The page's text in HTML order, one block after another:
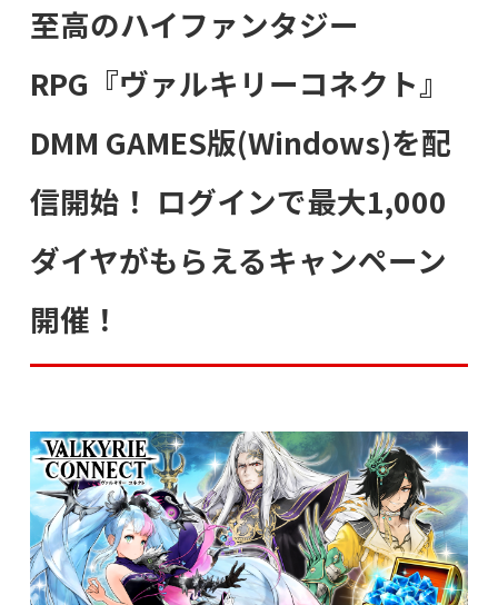
至高のハイファンタジー
RPG『ヴァルキリーコネクト』
DMM GAMES版(Windows)を配
信開始！ ログインで最大1,000
ダイヤがもらえるキャンペーン
開催！